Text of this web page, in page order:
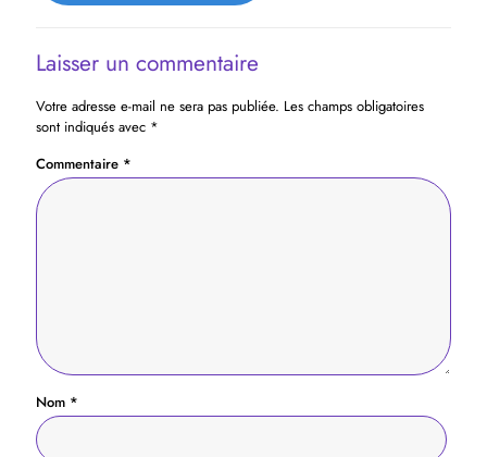
Laisser un commentaire
Votre adresse e-mail ne sera pas publiée. Les champs obligatoires
sont indiqués avec *
Commentaire *
Nom *